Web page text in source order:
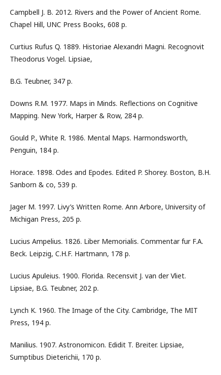
Campbell J. B. 2012. Rivers and the Power of Ancient Rome.
Chapel Hill, UNC Press Books, 608 p.
Curtius Rufus Q. 1889. Historiae Alexandri Magni. Recognovit
Theodorus Vogel. Lipsiae,
B.G. Teubner, 347 p.
Downs R.M. 1977. Maps in Minds. Reflections on Cognitive
Mapping. New York, Harper & Row, 284 p.
Gould P., White R. 1986. Mental Maps. Harmondsworth,
Penguin, 184 p.
Horace. 1898. Odes and Epodes. Edited P. Shorey. Boston, B.H.
Sanborn & co, 539 p.
Jager M. 1997. Livy’s Written Rome. Ann Arbore, University of
Michigan Press, 205 p.
Lucius Ampelius. 1826. Liber Memorialis. Commentar fur F.A.
Beck. Leipzig, C.H.F. Hartmann, 178 p.
Lucius Apuleius. 1900. Florida. Recensvit J. van der Vliet.
Lipsiae, B.G. Teubner, 202 p.
Lynch K. 1960. The Image of the City. Cambridge, The MIT
Press, 194 p.
Manilius. 1907. Astronomicon. Edidit T. Breiter. Lipsiae,
Sumptibus Dieterichii, 170 p.